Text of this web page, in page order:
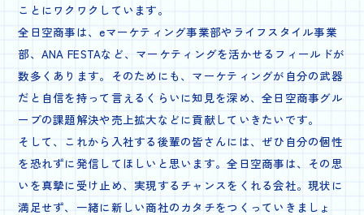
ことにワクワクしています。
全日空商事は、eマーケティング事業部やライフスタイル事業
部、ANA FESTAなど、マーケティングを活かせるフィールドが
数多くあります。そのためにも、マーケティングが自分の武器
だと自信を持って言えるくらいに知見を深め、全日空商事グル
ープの課題解決や売上拡大などに貢献していきたいです。
そして、これから入社する後輩の皆さんには、ぜひ自分の個性
を恐れずに発信してほしいと思います。全日空商事は、その思
いを真摯に受け止め、実現するチャンスをくれる会社。現状に
満足せず、一緒に新しい商社のカタチをつくっていきましょ